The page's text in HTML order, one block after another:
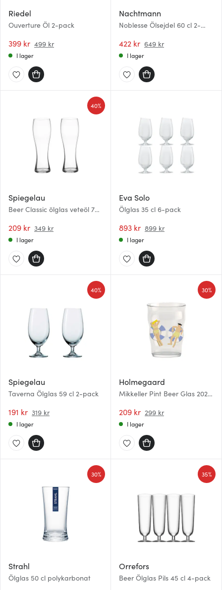
Riedel
Ouverture Öl 2-pack
399 kr 499 kr
I lager
Nachtmann
Noblesse Ölsejdel 60 cl 2-
422 kr 649 kr
I lager
Spiegelau
Beer Classic ölglas veteöl 70
209 kr 349 kr
40%
I lager
Eva Solo
Ölglas 35 cl 6-pack
893 kr 899 kr
I lager
Spiegelau
Taverna Ölglas 59 cl 2-pack
191 kr 319 kr
40%
I lager
Holmegaard
Mikkeller Pint Beer Glas 2026
209 kr 299 kr
30%
I lager
Strahl
Ölglas 50 cl polykarbonat
30%
Orrefors
Beer Ölglas Pils 45 cl 4-pack
35%